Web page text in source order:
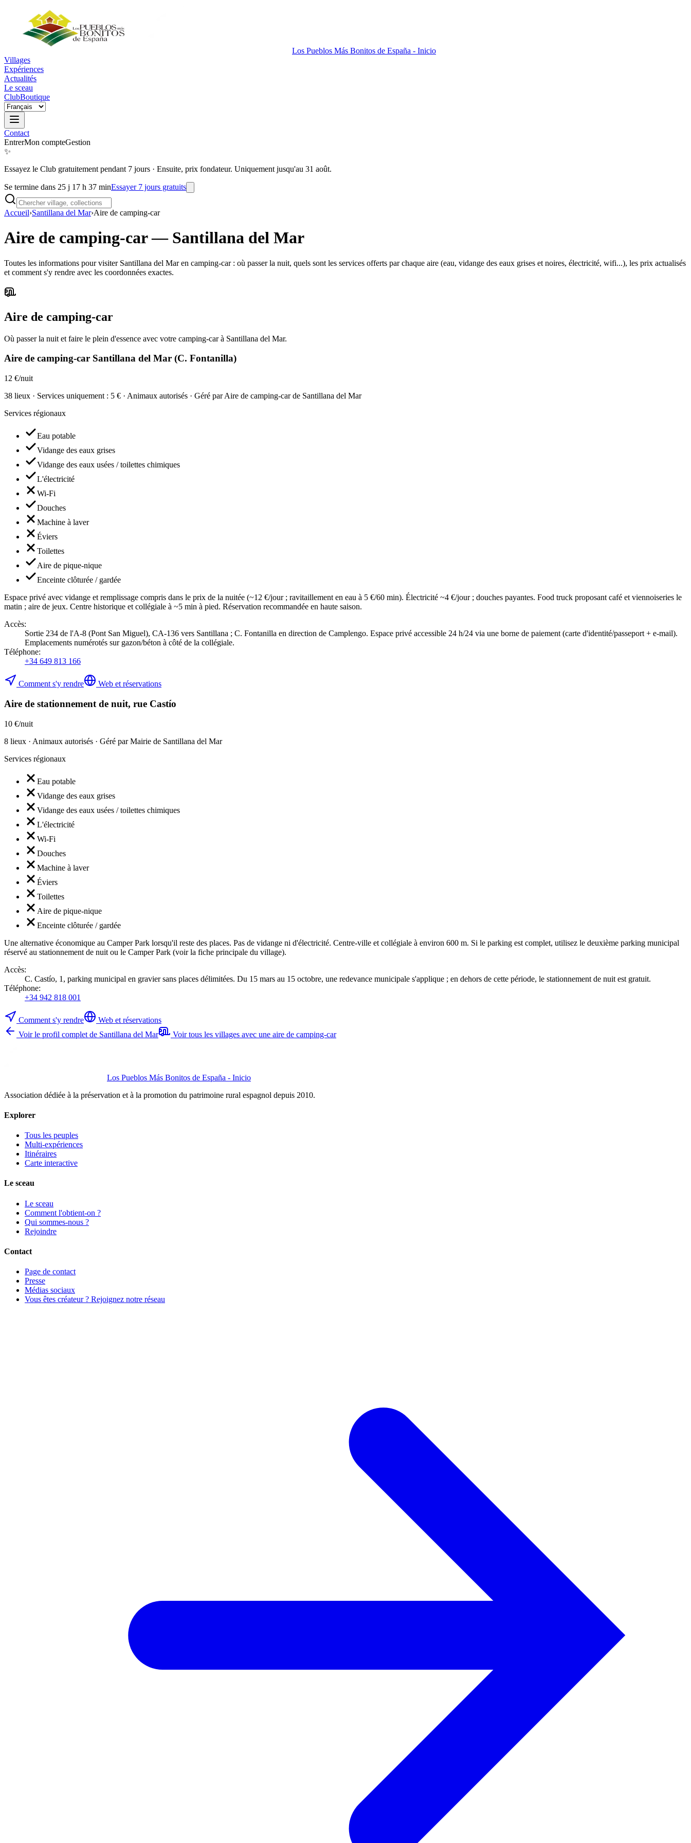
Los Pueblos Más Bonitos de España - Inicio
Villages
Expériences
Actualités
Le sceau
ClubBoutique
Contact
EntrerMon compteGestion
✨
Essayez le Club gratuitement pendant 7 jours · Ensuite, prix fondateur. Uniquement jusqu'au 31 août.
Se termine dans 25 j 17 h 37 minEssayer 7 jours gratuits
Accueil›Santillana del Mar›Aire de camping-car
Aire de camping-car— Santillana del Mar
Toutes les informations pour visiter Santillana del Mar en camping-car : où passer la nuit, quels sont les services offerts par chaque aire (eau, vidange des eaux grises et noires, électricité, wifi...), les prix actualisés
et comment s'y rendre avec les coordonnées exactes.
Aire de camping-car
Où passer la nuit et faire le plein d'essence avec votre camping-car à Santillana del Mar.
Aire de camping-car Santillana del Mar (C. Fontanilla)
12 €/nuit
38 lieux · Services uniquement : 5 € · Animaux autorisés · Géré par Aire de camping-car de Santillana del Mar
Services régionaux
Eau potable
Vidange des eaux grises
Vidange des eaux usées / toilettes chimiques
L'électricité
Wi-Fi
Douches
Machine à laver
Éviers
Toilettes
Aire de pique-nique
Enceinte clôturée / gardée
Espace privé avec vidange et remplissage compris dans le prix de la nuitée (~12 €/jour ; ravitaillement en eau à 5 €/60 min). Électricité ~4 €/jour ; douches payantes. Food truck proposant café et viennoiseries le
matin ; aire de jeux. Centre historique et collégiale à ~5 min à pied. Réservation recommandée en haute saison.
Accès:
Sortie 234 de l'A-8 (Pont San Miguel), CA-136 vers Santillana ; C. Fontanilla en direction de Camplengo. Espace privé accessible 24 h/24 via une borne de paiement (carte d'identité/passeport + e-mail).
Emplacements numérotés sur gazon/béton à côté de la collégiale.
Téléphone:
+34 649 813 166
Comment s'y rendre Web et réservations
Aire de stationnement de nuit, rue Castío
10 €/nuit
8 lieux · Animaux autorisés · Géré par Mairie de Santillana del Mar
Services régionaux
Eau potable
Vidange des eaux grises
Vidange des eaux usées / toilettes chimiques
L'électricité
Wi-Fi
Douches
Machine à laver
Éviers
Toilettes
Aire de pique-nique
Enceinte clôturée / gardée
Une alternative économique au Camper Park lorsqu'il reste des places. Pas de vidange ni d'électricité. Centre-ville et collégiale à environ 600 m. Si le parking est complet, utilisez le deuxième parking municipal
réservé au stationnement de nuit ou le Camper Park (voir la fiche principale du village).
Accès:
C. Castío, 1, parking municipal en gravier sans places délimitées. Du 15 mars au 15 octobre, une redevance municipale s'applique ; en dehors de cette période, le stationnement de nuit est gratuit.
Téléphone:
+34 942 818 001
Comment s'y rendre
Web et réservations
Voir le profil complet de Santillana del Mar
Voir tous les villages avec une aire de camping-car
Los Pueblos Más Bonitos de España - Inicio
Association dédiée à la préservation et à la promotion du patrimoine rural espagnol depuis 2010.
Explorer
Tous les peuples
Multi-expériences
Itinéraires
Carte interactive
Le sceau
Le sceau
Comment l'obtient-on ?
Qui sommes-nous ?
Rejoindre
Contact
Page de contact
Presse
Médias sociaux
Vous êtes créateur ? Rejoignez notre réseau